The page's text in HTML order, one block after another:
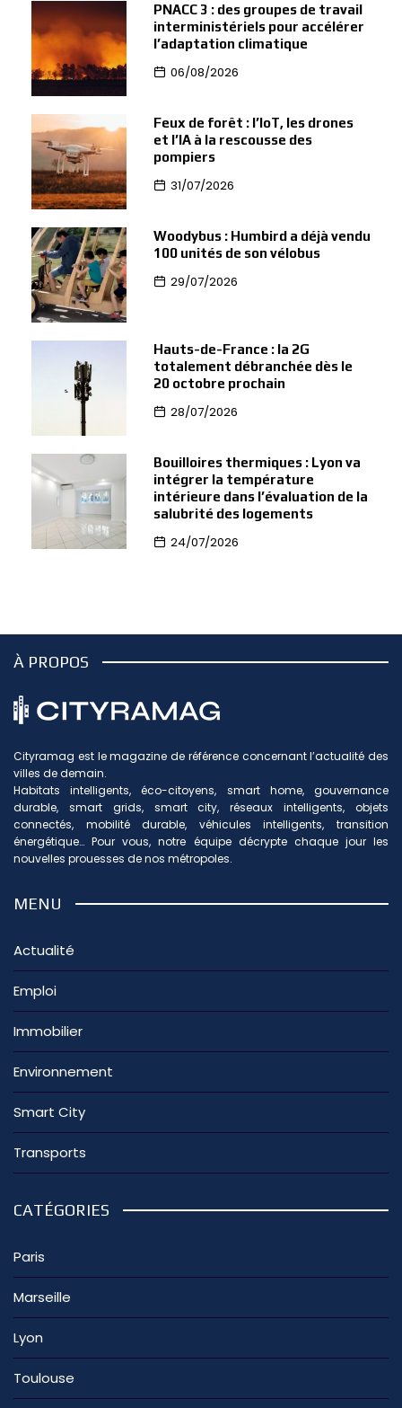
PNACC 3 : des groupes de travail
interministériels pour accélérer
l’adaptation climatique
06/08/2026
Feux de forêt : l’IoT, les drones
et l’IA à la rescousse des
pompiers
31/07/2026
Woodybus : Humbird a déjà vendu
100 unités de son vélobus
29/07/2026
Hauts-de-France : la 2G
totalement débranchée dès le
20 octobre prochain
28/07/2026
Bouilloires thermiques : Lyon va
intégrer la température
intérieure dans l’évaluation de la
salubrité des logements
24/07/2026
À PROPOS
Cityramag est le magazine de référence concernant l’actualité des
villes de demain.
Habitats intelligents, éco-citoyens, smart home, gouvernance
durable, smart grids, smart city, réseaux intelligents, objets
connectés, mobilité durable, véhicules intelligents, transition
énergétique… Pour vous, notre équipe décrypte chaque jour les
nouvelles prouesses de nos métropoles.
MENU
Actualité
Emploi
Immobilier
Environnement
Smart City
Transports
CATÉGORIES
Paris
Marseille
Lyon
Toulouse